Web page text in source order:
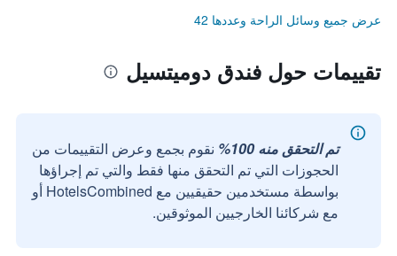
عرض جميع وسائل الراحة وعددها 42
تقييمات حول فندق دوميتسيل
تم التحقق منه 100%
نقوم بجمع وعرض التقييمات من
الحجوزات التي تم التحقق منها فقط والتي تم إجراؤها
بواسطة مستخدمين حقيقيين مع HotelsCombined أو
مع شركائنا الخارجيين الموثوقين.